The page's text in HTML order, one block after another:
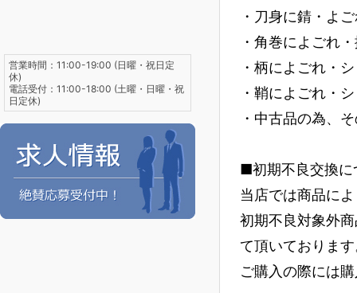
・刀身に錆・よ
・角巻によごれ
・柄によごれ・
・鞘によごれ・
・中古品の為、
■初期不良交換に
当店では商品に
初期不良対象外
て頂いておりま
ご購入の際には
営業時間：11:00-19:00 (日曜・祝日定
休)
電話受付：11:00-18:00 (土曜・日曜・祝
日定休)